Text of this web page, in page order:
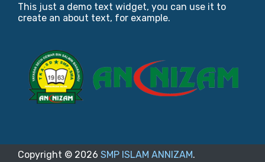
This just a demo text widget, you can use it to
create an about text, for example.
Copyright © 2026 SMP ISLAM ANNIZAM.